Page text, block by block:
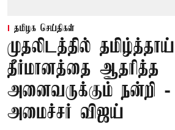
தமிழக செய்திகள்
முதலிடத்தில்
தீர்மானத்தை ஆதரித்த
அனைவருக்கும் நன்றி -
அமைச்சர் விஜய்